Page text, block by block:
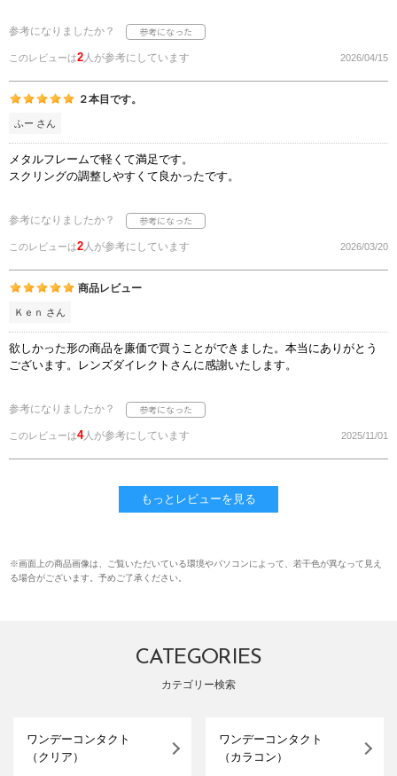
参考になりましたか？
このレビューは2 人が参考にしています 2026/04/15
２本目です。
ふー さん
メタルフレームで軽くて満足です。
スクリングの調整しやすくて良かったです。
参考になりましたか？
このレビューは2 人が参考にしています 2026/03/20
商品レビュー
Ｋｅｎ さん
欲しかった形の商品を廉価で買うことができました。本当にありがとう
ございます。レンズダイレクトさんに感謝いたします。
参考になりましたか？
このレビューは4人が参考にしています 2025/11/01
もっとレビューを見る
※画面上の商品画像は、ご覧いただいている環境やパソコンによって、若干色が異なって見え
る場合がございます。予めご了承ください。
CATEGORIES
カテゴリー検索
ワンデーコンタクト
（クリア）
ワンデーコンタクト
（カラコン）